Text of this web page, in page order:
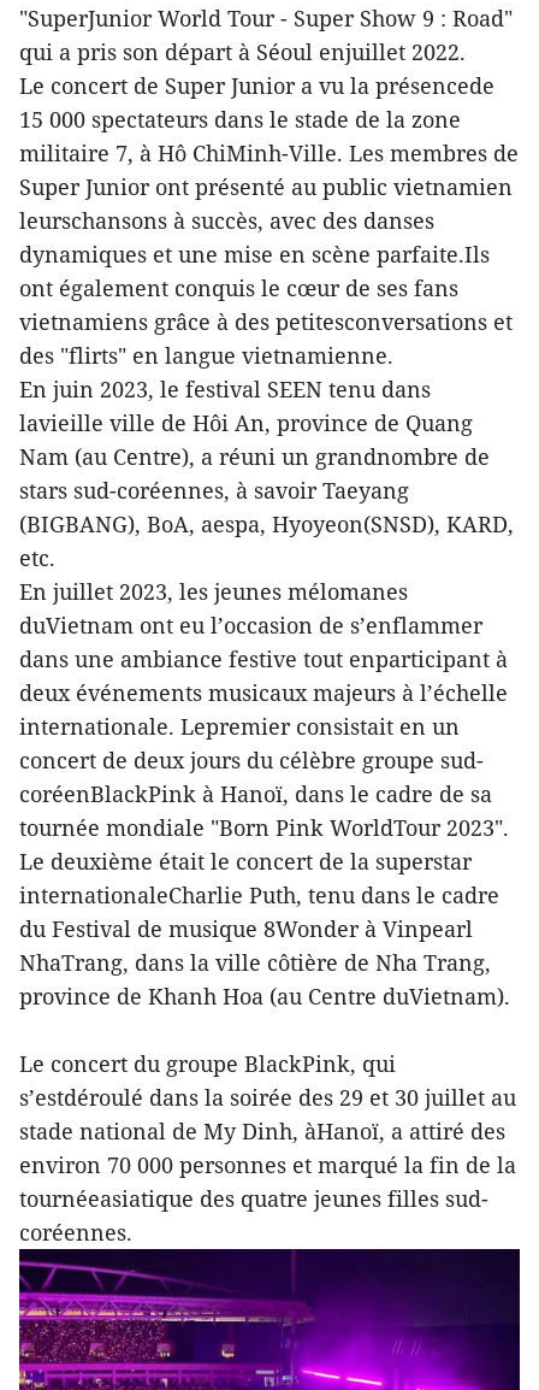
"SuperJunior World Tour - Super Show 9 : Road"
qui a pris son départ à Séoul enjuillet 2022.
Le concert de Super Junior a vu la présencede
15 000 spectateurs dans le stade de la zone
militaire 7, à Hô ChiMinh-Ville. Les membres de
Super Junior ont présenté au public vietnamien
leurschansons à succès, avec des danses
dynamiques et une mise en scène parfaite.Ils
ont également conquis le cœur de ses fans
vietnamiens grâce à des petitesconversations et
des "flirts" en langue vietnamienne.
En juin 2023, le festival SEEN tenu dans
lavieille ville de Hôi An, province de Quang
Nam (au Centre), a réuni un grandnombre de
stars sud-coréennes, à savoir Taeyang
(BIGBANG), BoA, aespa, Hyoyeon(SNSD), KARD,
etc.
En juillet 2023, les jeunes mélomanes
duVietnam ont eu l’occasion de s’enflammer
dans une ambiance festive tout enparticipant à
deux événements musicaux majeurs à l’échelle
internationale. Lepremier consistait en un
concert de deux jours du célèbre groupe sud-
coréenBlackPink à Hanoï, dans le cadre de sa
tournée mondiale "Born Pink WorldTour 2023".
Le deuxième était le concert de la superstar
internationaleCharlie Puth, tenu dans le cadre
du Festival de musique 8Wonder à Vinpearl
NhaTrang, dans la ville côtière de Nha Trang,
province de Khanh Hoa (au Centre duVietnam).
Le concert du groupe BlackPink, qui
s’estdéroulé dans la soirée des 29 et 30 juillet au
stade national de My Dinh, àHanoï, a attiré des
environ 70 000 personnes et marqué la fin de la
tournéeasiatique des quatre jeunes filles sud-
coréennes.